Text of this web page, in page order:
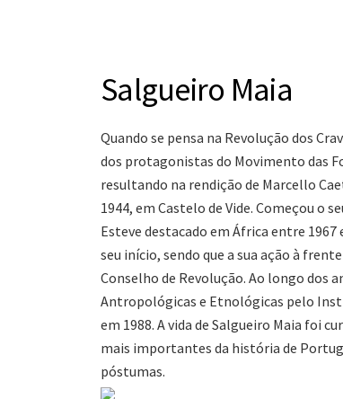
Salgueiro Maia
Quando se pensa na Revolução dos
dos protagonistas do Movimento das
resultando na rendição de Marcello
1944, em Castelo de Vide. Começou o
Esteve destacado em África entre 1967
seu início, sendo que a sua ação à
Conselho de Revolução. Ao longo dos
Antropológicas e Etnológicas pelo
em 1988. A vida de Salgueiro Maia foi
mais importantes da história de
póstumas.